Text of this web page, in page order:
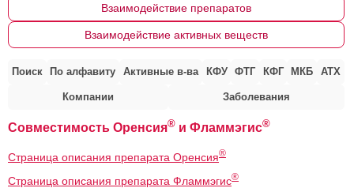
Взаимодействие препаратов
Взаимодействие активных веществ
Поиск По алфавиту Активные в-ва КФУ ФТГ КФГ МКБ АТХ
Компании Заболевания
Совместимость Оренсия® и Фламмэгис®
Страница описания препарата Оренсия®
Страница описания препарата Фламмэгис®